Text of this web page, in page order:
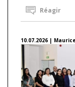
Réagir
10.07.2026 | Maurice